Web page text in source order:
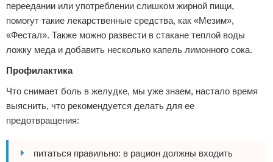
переедании или употреблении слишком жирной пищи,
помогут такие лекарственные средства, как «Мезим»,
«Фестал». Также можно развести в стакане теплой воды
ложку меда и добавить несколько капель лимонного сока.
Профилактика
Что снимает боль в желудке, мы уже знаем, настало время
выяснить, что рекомендуется делать для ее
предотвращения:
питаться правильно: в рацион должны входить